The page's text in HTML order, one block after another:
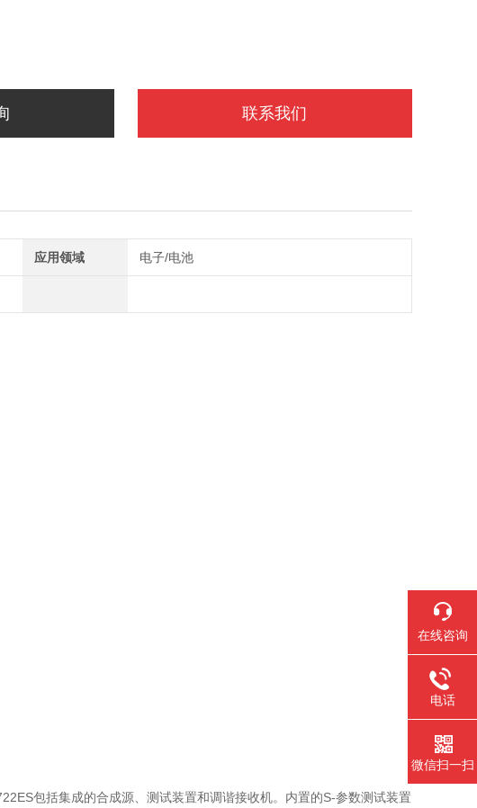
联系我们
应用领域 电子/电池
包括集成的合成源、测试装置和调谐接收机。内置的S-参数测试装置
在线咨询
电话
微信扫一扫